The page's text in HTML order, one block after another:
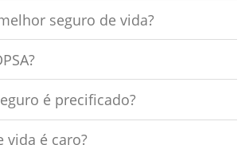
seguro de vida?
é precificado?
vida é caro?